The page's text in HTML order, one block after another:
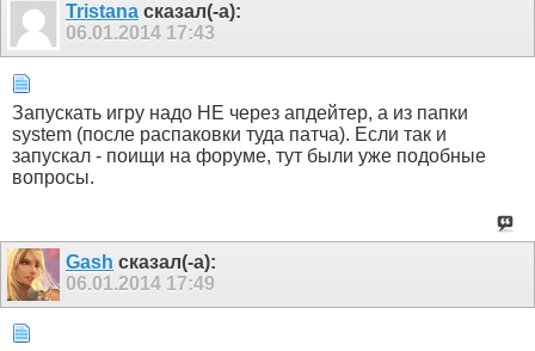
Tristana сказал(-а):
06.01.2014 17:43
Запускать игру надо НЕ через апдейтер, а из папки
system (после распаковки туда патча). Если так и
запускал - поищи на форуме, тут были уже подобные
вопросы.
Gash сказал(-а):
06.01.2014 17:49